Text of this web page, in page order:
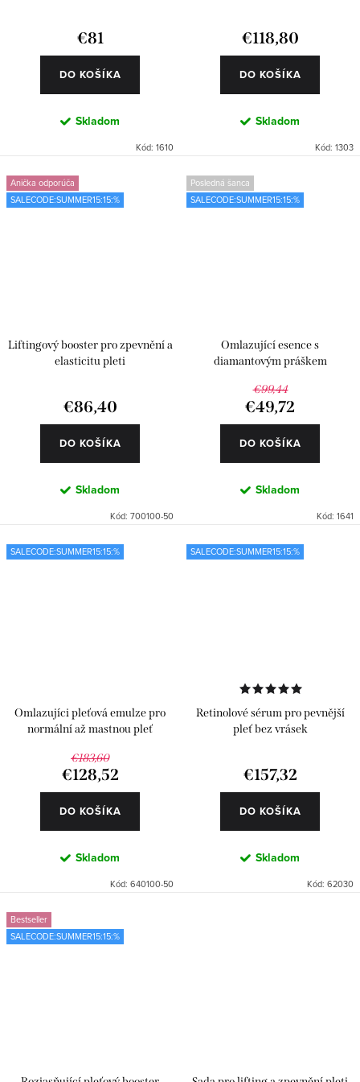
€81
DO KOŠÍKA
Skladom
Kód: 1610
€118,80
DO KOŠÍKA
Skladom
Kód: 1303
Anička odporúča
SALECODE:SUMMER15:15:%
Liftingový booster pro zpevnění a
elasticitu pleti
€86,40
DO KOŠÍKA
Skladom
Kód: 700100-50
Posledná šanca
SALECODE:SUMMER15:15:%
Omlazující esence s
diamantovým práškem
€99,44
€49,72
DO KOŠÍKA
Skladom
Kód: 1641
SALECODE:SUMMER15:15:%
Omlazujíci pleťová emulze pro
normální až mastnou pleť
€183,60
€128,52
DO KOŠÍKA
Skladom
Kód: 640100-50
SALECODE:SUMMER15:15:%
Retinolové sérum pro pevnější
pleť bez vrásek
€157,32
DO KOŠÍKA
Skladom
Kód: 62030
Bestseller
SALECODE:SUMMER15:15:%